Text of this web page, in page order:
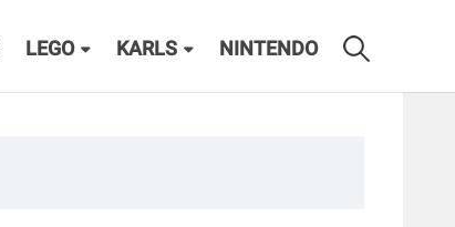
LEGO KARLS NINTENDO